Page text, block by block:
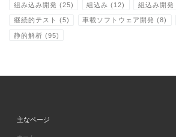
組み込み開発 (25) 組込み (12) 組込み開発
継続的テスト (5) 車載ソフトウェア開発 (8)
静的解析 (95)
主なページ